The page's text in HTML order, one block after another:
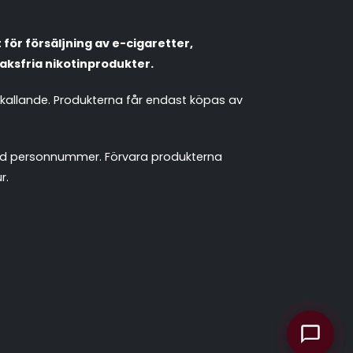
för försäljning av e-cigaretter,
nikotinprodukter.
Produkterna får endast köpas av
personnummer. Förvara produkterna
Vitsnus Leverans & frakt